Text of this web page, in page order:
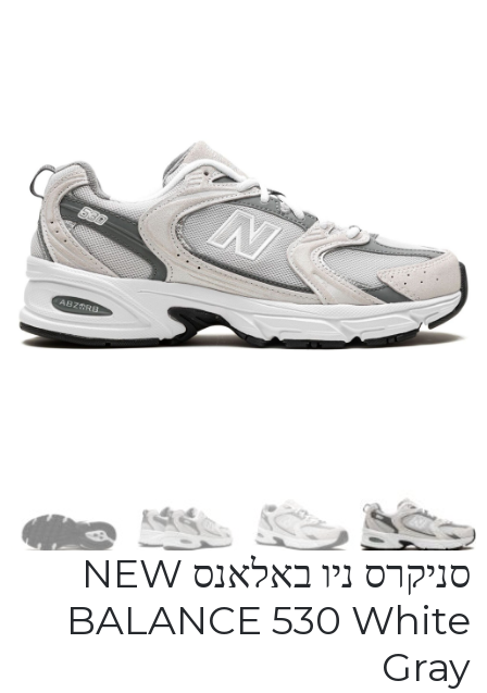
סניקרס ניו באלאנס NEW
BALANCE 530 White
Gray